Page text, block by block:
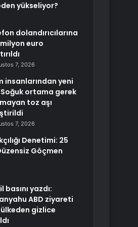
yükseliyor?
dolandırıcılarına
euro
7, 2026
insanlarından yeni
Soğuk ortama gerek
toz aşı
7, 2026
Denetimi: 25
Göçmen
basını yazdı:
ABD ziyareti
gizlice